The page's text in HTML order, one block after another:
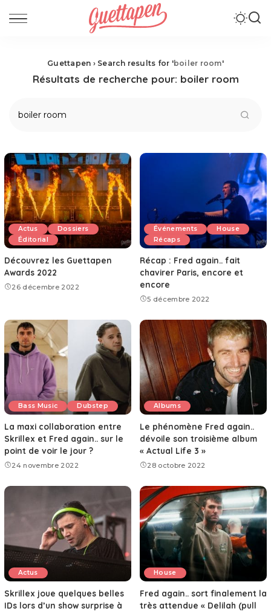
Guettapen › Search results for 'boiler room'
Résultats de recherche pour: boiler room
Actus
Dossiers
Éditorial
Découvrez les Guettapen
Awards 2022
26 décembre 2022
Événements
House
Récaps
Récap : Fred again.. fait
chavirer Paris, encore et
encore
5 décembre 2022
Bass Music Dubstep
La maxi collaboration entre
Skrillex et Fred again.. sur le
point de voir le jour ?
24 novembre 2022
Albums
Le phénomène Fred again..
dévoile son troisième album
« Actual Life 3 »
28 octobre 2022
Actus
Skrillex joue quelques belles
IDs lors d’un show surprise à
House
Fred again.. sort finalement la
très attendue « Delilah (pull